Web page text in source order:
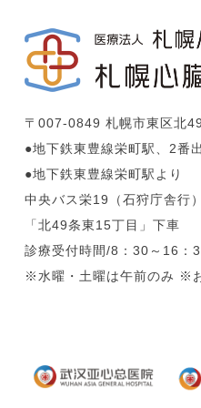
〒007-0849 札幌市東区北
●地下鉄東豊線栄町駅、2番
●地下鉄東豊線栄町駅より
中央バス栄19（石狩庁舎行
「北49条東15丁目」下車
診療受付時間/8：30～16：
※水曜・土曜は午前のみ ※